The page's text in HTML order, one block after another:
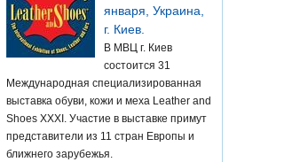
января, Украина,
г. Киев.
В МВЦ г. Киев
состоится 31
Международная специализированная
выставка обуви, кожи и меха Leather and
Shoes XXXI. Участие в выставке примут
представители из 11 стран Европы и
ближнего зарубежья.